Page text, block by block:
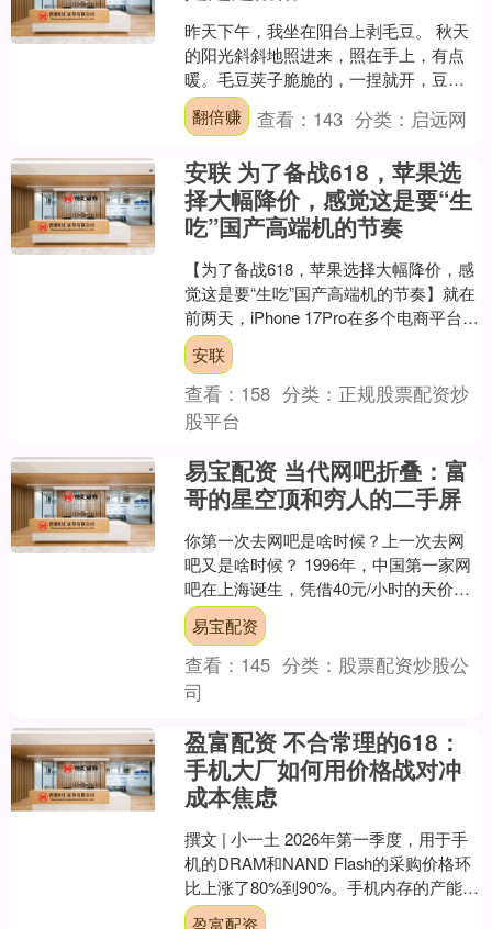
昨天下午，我坐在阳台上剥毛豆。 秋天
的阳光斜斜地照进来，照在手上，有点
暖。毛豆荚子脆脆的，一捏就开，豆子
蹦出来，滚到地上几颗。我弯腰去捡，
看见角落里有一小撮灰，....
翻倍赚 查看： 143 分类： 启远网
安联 为了备战618，苹果选
择大幅降价，感觉这是要“生
吃”国产高端机的节奏
【为了备战618，苹果选择大幅降价，感
觉这是要“生吃”国产高端机的节奏】就在
前两天，iPhone 17Pro在多个电商平台的
官方旗舰店直降1000元，以旧换新再....
安联
查看： 158 分类： 正规股票配资炒
股平台
易宝配资 当代网吧折叠：富
哥的星空顶和穷人的二手屏
你第一次去网吧是啥时候？上一次去网
吧又是啥时候？ 1996年，中国第一家网
吧在上海诞生，凭借40元/小时的天价，
成为精英的数字沙龙。2002年，“蓝极
速”纵火案....
易宝配资
查看： 145 分类： 股票配资炒股公
司
盈富配资 不合常理的618：
手机大厂如何用价格战对冲
成本焦虑
撰文 | 小一土 2026年第一季度，用于手
机的DRAM和NAND Flash的采购价格环
比上涨了80%到90%。手机内存的产能供
给减少，价格自然暴涨。 这意味....
盈富配资